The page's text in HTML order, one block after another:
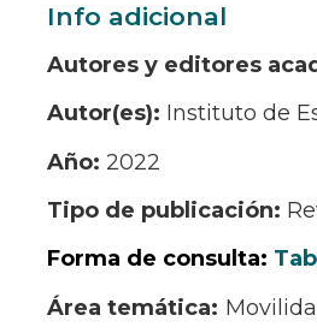
Info adicional
Autores y editores
Autor(es): Instituto de
Año: 2022
Tipo de publicación:
Forma de consulta: